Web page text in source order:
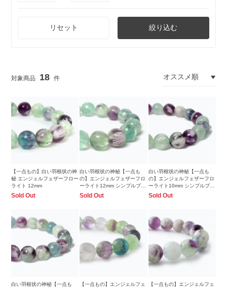
リセット 絞り込む
18
【一点もの】白い羽根状の神
秘 エンジェルフェザーフロー
ライト 12mm
Sold Out
白い羽根状の神秘【一点も
の】エンジェルフェザーフロ
ーライト12mm シンプルブレ
スレット
Sold Out
白い羽根状の神秘【一点も
の】エンジェルフェザーフロ
ーライト10mm シンプルブレ
スレット
Sold Out
白い羽根状の神秘【一点も
【一点もの】エンジェルフェ
【一点もの】エンジェルフェ